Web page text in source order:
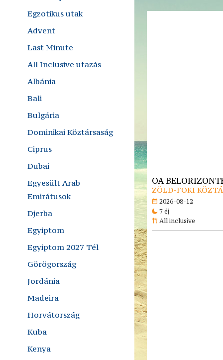
Egzotikus utak
Advent
Last Minute
All Inclusive utazás
Albánia
Bali
Bulgária
Dominikai Köztársaság
Ciprus
Dubai
Egyesült Arab
Emirátusok
Djerba
Egyiptom
Egyiptom 2027 Tél
Görögország
Jordánia
Madeira
Horvátország
Kuba
Kenya
OA
ZÖLD-FOKI
2026-08-12
7 éj
All inclusive